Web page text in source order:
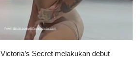
Victoria’s Secret melakukan debut